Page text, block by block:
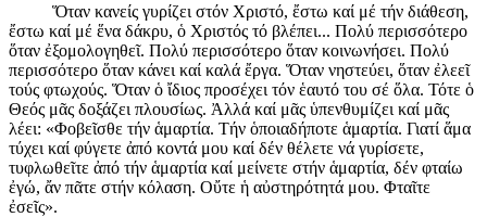
Ὅταν κανείς γυρίζει στόν Χριστό, ἔστω καί μέ τήν διάθεση,
ἔστω καί μέ ἕνα δάκρυ, ὁ Χριστός τό βλέπει... Πολύ περισσότερο
ὅταν ἐξομολογηθεῖ. Πολύ περισσότερο ὅταν κοινωνήσει. Πολύ
περισσότερο ὅταν κάνει καί καλά ἔργα. Ὅταν νηστεύει, ὅταν ἐλεεῖ
τούς φτωχούς. Ὅταν ὁ ἴδιος προσέχει τόν ἑαυτό του σέ ὅλα. Τότε ὁ
Θεός μᾶς δοξάζει πλουσίως. Ἀλλά καί μᾶς ὑπενθυμίζει καί μᾶς
λέει: «Φοβεῖσθε τήν ἁμαρτία. Τήν ὁποιαδήποτε ἁμαρτία. Γιατί ἅμα
τύχει καί φύγετε ἀπό κοντά μου καί δέν θέλετε νά γυρίσετε,
τυφλωθεῖτε ἀπό τήν ἁμαρτία καί μείνετε στήν ἁμαρτία, δέν φταίω
ἐγώ, ἄν πᾶτε στήν κόλαση. Οὔτε ἡ αὐστηρότητά μου. Φταῖτε
ἐσεῖς».